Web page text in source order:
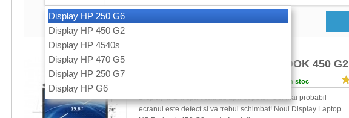
Display HP 250 G6
Display HP 450 G2
Display HP 4540s
Display HP 470 G5
Display HP 250 G7
Display HP G6
DISPLAY LAPTOP HP PROBOOK 450 G2
In stoc
Display-ul s-a spart sau au aparut pete? Cel mai probabil
ecranul este defect si va trebui schimbat! Noul Display Laptop